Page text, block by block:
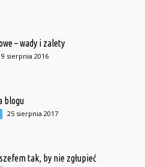
– wady i zalety
9 sierpnia 2016
blogu
25 sierpnia 2017
tak, by nie zgłupieć